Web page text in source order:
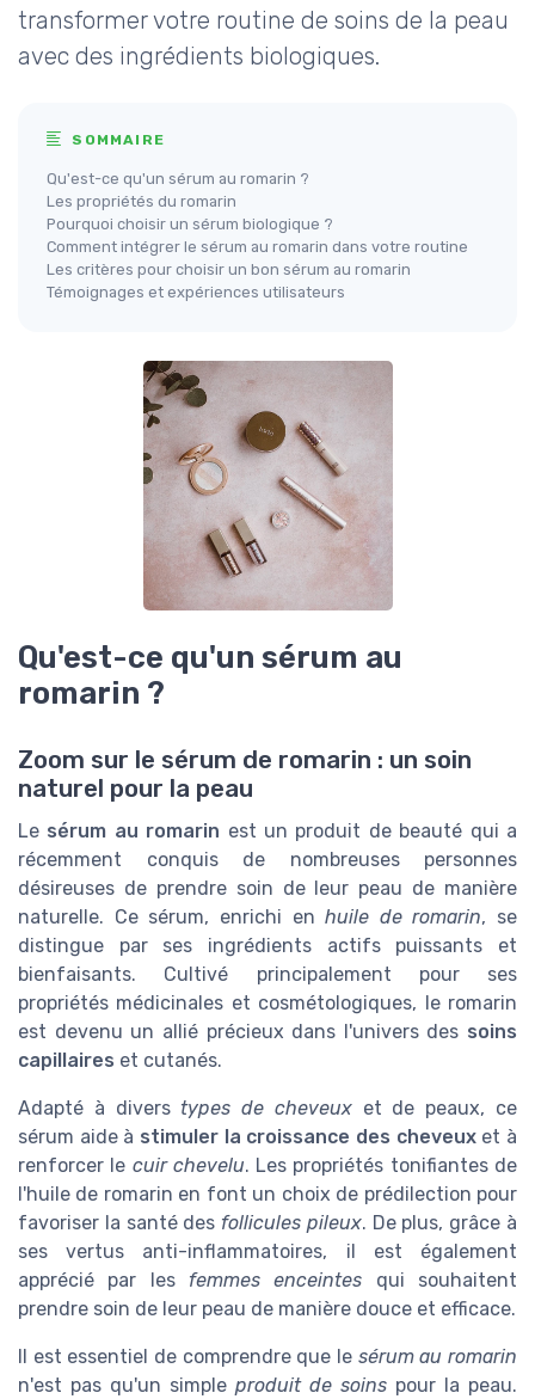
transformer votre routine de soins de la peau
avec des ingrédients biologiques.
SOMMAIRE
Qu'est-ce qu'un sérum au romarin ?
Les propriétés du romarin
Pourquoi choisir un sérum biologique ?
Comment intégrer le sérum au romarin dans votre routine
Les critères pour choisir un bon sérum au romarin
Témoignages et expériences utilisateurs
Qu'est-ce qu'un sérum au
romarin ?
Zoom sur le sérum de romarin : un soin
naturel pour la peau
Le sérum au romarin est un produit de beauté qui a
récemment conquis de nombreuses personnes
désireuses de prendre soin de leur peau de manière
naturelle. Ce sérum, enrichi enhuile de romarin, se
distingue par ses ingrédients actifs puissants et
bienfaisants. Cultivé principalement pour ses
propriétés médicinales et cosmétologiques, le romarin
est devenu un allié précieux dans l'univers des soins
capillaires et cutanés.
Adapté à divers types de cheveuxet de peaux, ce
sérum aide à stimuler la croissance des cheveuxet à
renforcer le cuir chevelu. Les propriétés tonifiantes de
l'huile de romarin en font un choix de prédilection pour
favoriser la santé des follicules pileux. De plus, grâce à
ses vertus anti-inflammatoires, il est également
apprécié par les femmes enceintes qui souhaitent
prendre soin de leur peau de manière douce et efficace.
Il est essentiel de comprendre que le sérum au romarin
n'est pas qu'un simple produit de soins pour la peau.